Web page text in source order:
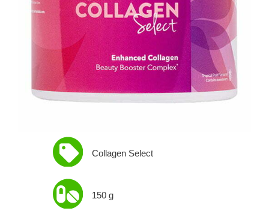
Collagen Select
150 g